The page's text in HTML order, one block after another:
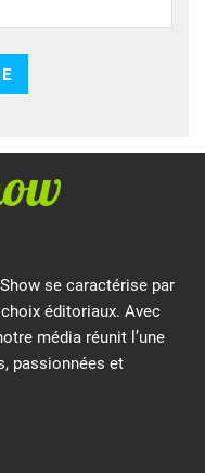
se caractérise par
éditoriaux. Avec
média réunit l’une
passionnées et